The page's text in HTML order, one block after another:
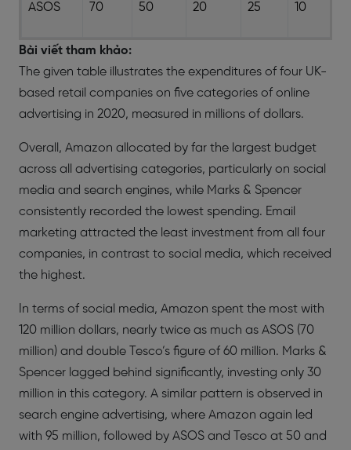
ASOS 70 50 20 25 10
Bài viết tham khảo:
The given table illustrates the expenditures of four UK-
based retail companies on five categories of online
advertising in 2020, measured in millions of dollars.
Overall, Amazon allocated by far the largest budget
across all advertising categories, particularly on social
media and search engines, while Marks & Spencer
consistently recorded the lowest spending. Email
marketing attracted the least investment from all four
companies, in contrast to social media, which received
the highest.
In terms of social media, Amazon spent the most with
120 million dollars, nearly twice as much as ASOS (70
million) and double Tesco’s figure of 60 million. Marks &
Spencer lagged behind significantly, investing only 30
million in this category. A similar pattern is observed in
search engine advertising, where Amazon again led
with 95 million, followed by ASOS and Tesco at 50 and